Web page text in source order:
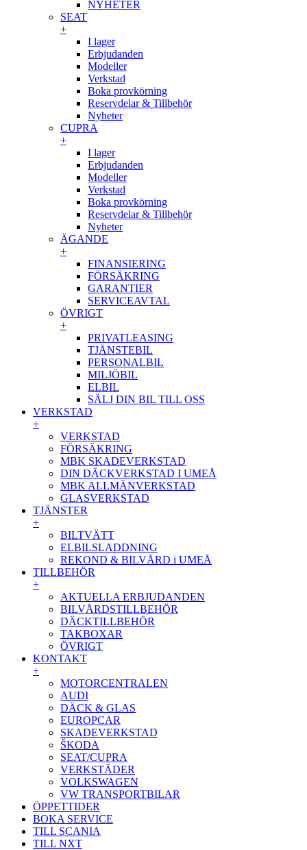
NYHETER
SEAT
+
I lager
Erbjudanden
Modeller
Verkstad
Boka provkörning
Reservdelar & Tillbehör
Nyheter
CUPRA
+
I lager
Erbjudanden
Modeller
Verkstad
Boka provkörning
Reservdelar & Tillbehör
Nyheter
ÄGANDE
+
FINANSIERING
FÖRSÄKRING
GARANTIER
SERVICEAVTAL
ÖVRIGT
+
PRIVATLEASING
TJÄNSTEBIL
PERSONALBIL
MILJÖBIL
ELBIL
SÄLJ DIN BIL TILL OSS
VERKSTAD
+
VERKSTAD
FÖRSÄKRING
MBK SKADEVERKSTAD
DIN DÄCKVERKSTAD I UMEÅ
MBK ALLMÄNVERKSTAD
GLASVERKSTAD
TJÄNSTER
+
BILTVÄTT
ELBILSLADDNING
REKOND & BILVÅRD i UMEÅ
TILLBEHÖR
+
AKTUELLA ERBJUDANDEN
BILVÅRDSTILLBEHÖR
DÄCKTILLBEHÖR
TAKBOXAR
ÖVRIGT
KONTAKT
+
MOTORCENTRALEN
AUDI
DÄCK & GLAS
EUROPCAR
SKADEVERKSTAD
ŠKODA
SEAT/CUPRA
VERKSTÄDER
VOLKSWAGEN
VW TRANSPORTBILAR
ÖPPETTIDER
BOKA SERVICE
TILL SCANIA
TILL NXT